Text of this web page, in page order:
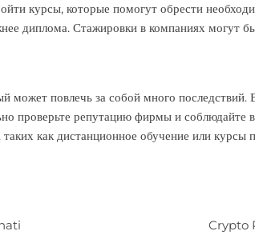
курсы, которые помогут обрести
диплома. Стажировки в компаниях могут
повлечь за собой много
проверьте репутацию фирмы и
как дистанционное обучение или
Crypto